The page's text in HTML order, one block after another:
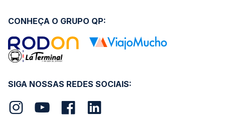
SIGA NOSSAS REDES SOCIAIS:
CONHEÇA O GRUPO QP: